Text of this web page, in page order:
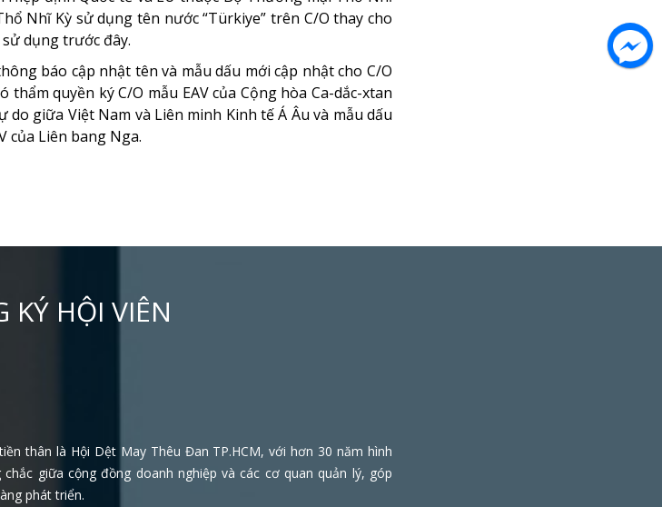
Nhĩ Kỳ sử dụng tên nước “Türkiye” trên C/O thay cho
sử dụng trước đây.
báo cập nhật tên và mẫu dấu mới cập nhật cho C/O
quyền ký C/O mẫu EAV của Cộng hòa Ca-dắc-xtan
giữa Việt Nam và Liên minh Kinh tế Á Âu và mẫu dấu
của Liên bang Nga.
KÝ HỘI VIÊN
thân là Hội Dệt May Thêu Đan TP.HCM, với hơn 30 năm hình
giữa cộng đồng doanh nghiệp và các cơ quan quản lý, góp
phát triển.